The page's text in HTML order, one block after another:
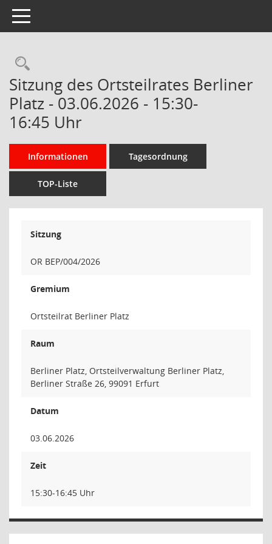
Toggle navigation
Rechercheauswahl
Sitzung des Ortsteilrates Berliner
Platz - 03.06.2026 - 15:30-
16:45 Uhr
Informationen Tagesordnung
TOP-Liste
Sitzung
OR BEP/004/2026
Gremium
Ortsteilrat Berliner Platz
Raum
Berliner Platz, Ortsteilverwaltung Berliner Platz,
Berliner Straße 26, 99091 Erfurt
Datum
03.06.2026
Zeit
15:30-16:45 Uhr